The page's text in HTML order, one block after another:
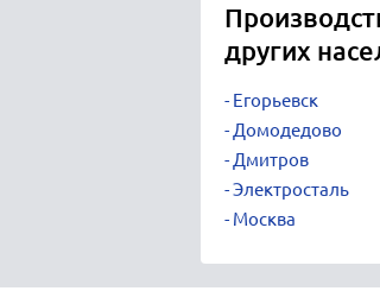
других
Егорьевск
Домодедово
Дмитров
Электросталь
Москва